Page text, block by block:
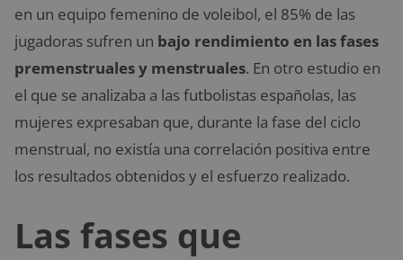
en un equipo femenino de voleibol, el 85% de las
jugadoras sufren un bajo rendimiento en las fases
premenstruales y menstruales. En otro estudio en
el que se analizaba a las futbolistas españolas, las
mujeres expresaban que, durante la fase del ciclo
menstrual, no existía una correlación positiva entre
los resultados obtenidos y el esfuerzo realizado.
Las fases que